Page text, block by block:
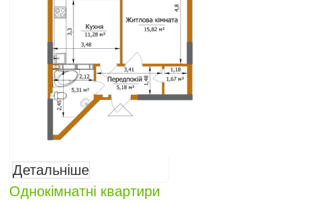
Детальніше
Однокімнатні квартири